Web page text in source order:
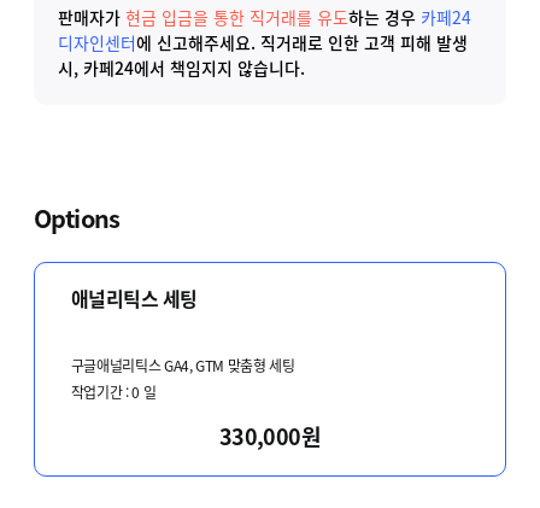
Options
애널리틱스 세팅
구글애널리틱스 GA4, GTM 맞춤형 세팅
작업기간 :0 일
330,000원
판매자가 현금 입금을 통한 직거래를 유도하는 경우 카페24
디자인센터에 신고해주세요. 직거래로 인한 고객 피해 발생
시, 카페24에서 책임지지 않습니다.